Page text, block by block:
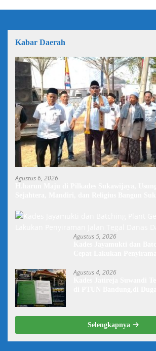
Kabar Daerah
Agustus 6, 2026
Agustus 5, 2026
Agustus 4, 2026
Selengkapnya